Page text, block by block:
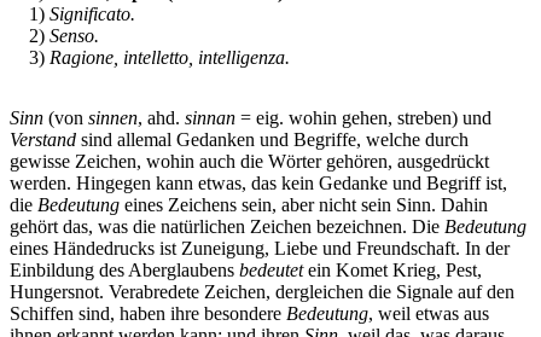
1) Significato.
2) Senso.
3) Ragione, intelletto, intelligenza.
Sinn (von sinnen, ahd. sinnan = eig. wohin gehen, streben) und
Verstand sind allemal Gedanken und Begriffe, welche durch
gewisse Zeichen, wohin auch die Wörter gehören, ausgedrückt
werden. Hingegen kann etwas, das kein Gedanke und Begriff ist,
die Bedeutung eines Zeichens sein, aber nicht sein Sinn. Dahin
gehört das, was die natürlichen Zeichen bezeichnen. Die Bedeutung
eines Händedrucks ist Zuneigung, Liebe und Freundschaft. In der
Einbildung des Aberglaubens bedeutetein Komet Krieg, Pest,
Hungersnot. Verabredete Zeichen, dergleichen die Signale auf den
Schiffen sind, haben ihre besondere Bedeutung, weil etwas aus